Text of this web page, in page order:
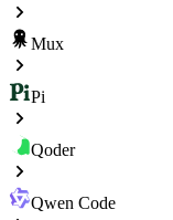
Mux
Pi
Qoder
Qwen Code